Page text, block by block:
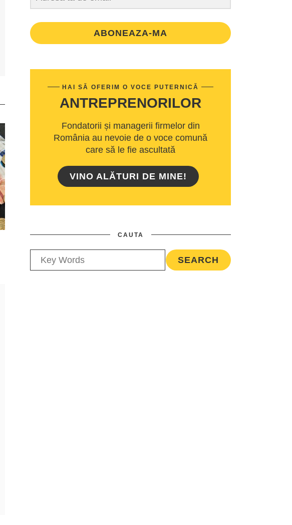
ABONEAZA-MA
HAI SĂ OFERIM O VOCE PUTERNICĂ
ANTREPRENORILOR
Fondatorii și managerii firmelor din
România au nevoie de o voce comună
care să le fie ascultată
VINO ALĂTURI DE MINE!
CAUTA